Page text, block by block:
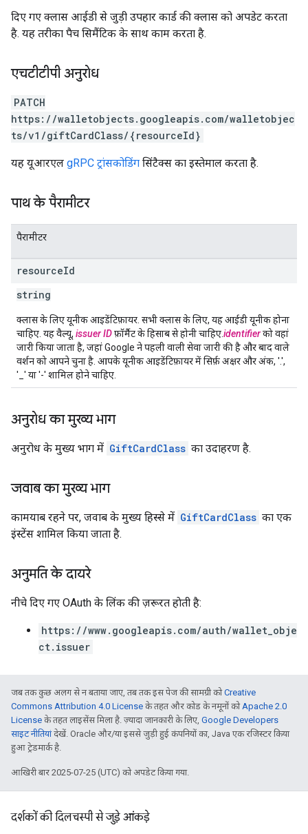
दिए गए क्लास आईडी से जुड़ी उपहार कार्ड की क्लास को अपडेट करता
है. यह तरीका पैच सिमैंटिक के साथ काम करता है.
एचटीटीपी अनुरोध
PATCH
https://walletobjects.googleapis.com/walletobjec
ts/v1/giftCardClass/{resourceId}
यह यूआरएल gRPC ट्रांसकोडिंग सिंटैक्स का इस्तेमाल करता है.
पाथ के पैरामीटर
पैरामीटर
resourceId
string
क्लास के लिए यूनीक आइडेंटिफ़ायर. सभी क्लास के लिए, यह आईडी यूनीक होना
चाहिए. यह वैल्यू, issuer IDफ़ॉर्मैट के हिसाब से होनी चाहिए.identifierको वहां
जारी किया जाता है, जहां Google ने पहली वाली सेवा जारी की है और बाद वाले
वर्शन को आपने चुना है. आपके यूनीक आइडेंटिफ़ायर में सिर्फ़ अक्षर और अंक, '.',
'_' या '-' शामिल होने चाहिए.
अनुरोध का मुख्य भाग
अनुरोध के मुख्य भाग में GiftCardClass का उदाहरण है.
जवाब का मुख्य भाग
कामयाब रहने पर, जवाब के मुख्य हिस्से में GiftCardClass का एक
इंस्टेंस शामिल किया जाता है.
अनुमति के दायरे
नीचे दिए गए OAuth के लिंक की ज़रूरत हाेती है:
https://www.googleapis.com/auth/wallet_obje
ct.issuer
जब तक कुछ अलग से न बताया जाए, तब तक इस पेज की सामग्री कोCreative
Commons Attribution 4.0 License के तहत और कोड के नमूनों कोApache 2.0
License के तहत लाइसेंस मिला है. ज़्यादा जानकारी के लिए, Google Developers
साइट नीतियांदेखें. Oracle और/या इससे जुड़ी हुई कंपनियों का, Java एक रजिस्टर किया
हुआ ट्रेडमार्क है.
आखिरी बार 2025-07-25 (UTC) को अपडेट किया गया.
दर्शकों की दिलचस्पी से जुड़े आंकड़े